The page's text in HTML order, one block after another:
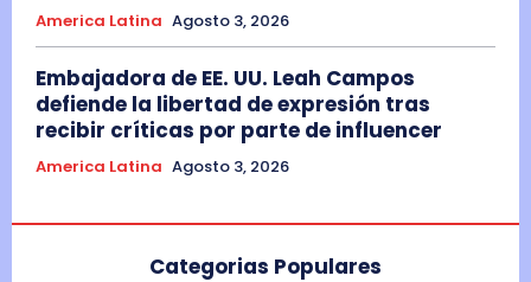
America Latina Agosto 3, 2026
Embajadora de EE. UU. Leah Campos
defiende la libertad de expresión tras
recibir críticas por parte de influencer
America Latina Agosto 3, 2026
Categorias Populares